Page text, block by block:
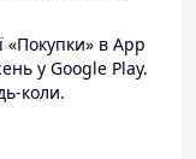
«Покупки» в App
у Google Play.
коли.